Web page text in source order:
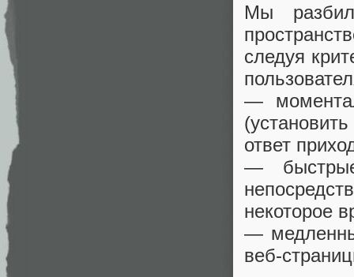
Мы
следуя
—
ответ
—
некоторое
—
веб-